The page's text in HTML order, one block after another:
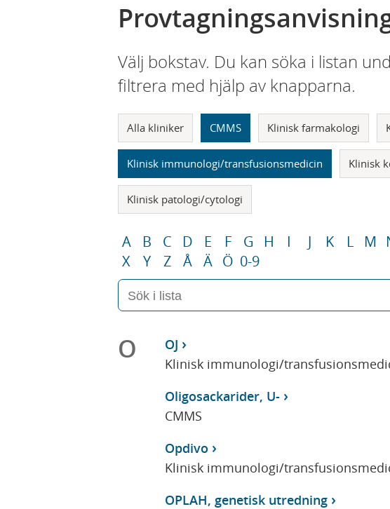
Välj bokstav. Du kan söka i listan
filtrera med hjälp av knapparna.
Alla kliniker CMMS Klinisk farmakologi
Klinisk immunologi/transfusionsmedicin Klinisk
Klinisk patologi/cytologi
A B C D E F G H I J K L M
X
Y Z Å Ä Ö 0-9
O
OJ
Klinisk immunologi/
Oligosackarider, U-
CMMS
Opdivo
Klinisk immunologi/
OPLAH, genetisk utredning